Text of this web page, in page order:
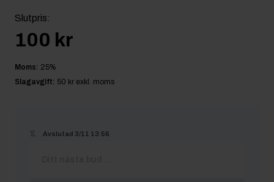
Slutpris:
100 kr
Moms: 25%
Slagavgift: 50 kr exkl. moms
Avslutad 3/11 13:56